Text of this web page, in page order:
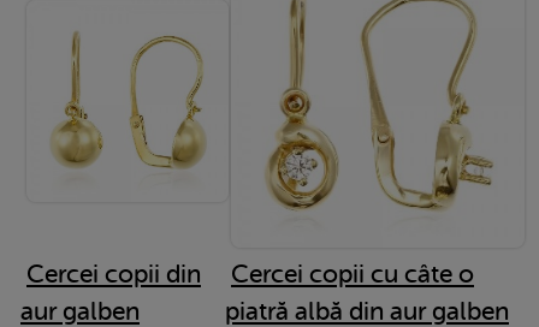
Cercei copii din
aur galben
Cercei copii cu câte o
piatră albă din aur galben